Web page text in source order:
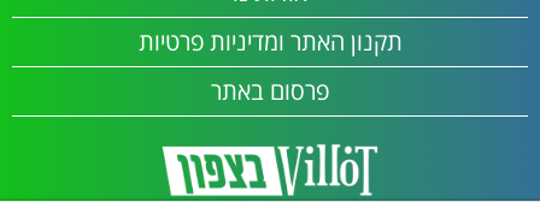
תקנון האתר ומדיניות פרטיות
פרסום באתר